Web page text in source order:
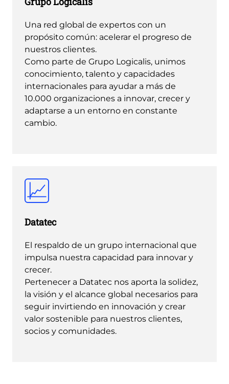
Una red global de expertos con un
propósito común: acelerar el progreso de
nuestros clientes.
Como parte de Grupo Logicalis, unimos
conocimiento, talento y capacidades
internacionales para ayudar a más de
10.000 organizaciones a innovar, crecer y
adaptarse a un entorno en constante
cambio.
Datatec
El respaldo de un grupo internacional que
impulsa nuestra capacidad para innovar y
crecer.
Pertenecer a Datatec nos aporta la solidez,
la visión y el alcance global necesarios para
seguir invirtiendo en innovación y crear
valor sostenible para nuestros clientes,
socios y comunidades.